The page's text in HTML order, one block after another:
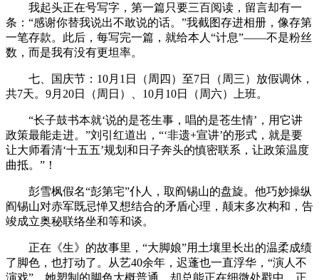
我起头正在号写字，第一篇只要三百阅读，留言却有一
条：“感谢你替我说出不敢说的话。”我截图存进相册，像存第
一笔存款。此后，每写完一篇，就给本人“计息”——不是粉丝
数，而是我有没有更坦率。
七、国庆节：10月1日（周四）至7日（周三）放假调休，
共7天。9月20日（周日）、10月10日（周六）上班。
“长子鼓书本就‘说的是苍生事，唱的是苍生情’，用它讲
政策最能走进。”刘引红道出，“‘非遗+宣讲’的形式，就是要
让大师看清‘十五五’规划和日子奔头的慎密联系，让政策温度
曲抵。”！
彭雪枫假名“彭第宅”仆人，取阎锡山的盘旋。他巧妙操纵
阎锡山对赤军既忌惮又想结合的矛盾心理，颠末多次构和，告
竣成立奥秘联络坐和等和谈。
正在《生》的故事里，“大脚娘”用土壤里长出的温柔成绩
了脚色，也打动了。从艺40余年，迟蓬也一直浮华，“演人不
演戏”。她塑制的脚色大概普通，却总能正在细微处戳中。正